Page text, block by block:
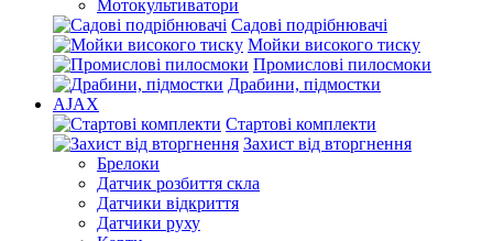
Мотокультиватори
Садові подрібнювачі
Мойки високого тиску
Промислові пилосмоки
Драбини, підмостки
AJAX
Стартові комплекти
Захист від вторгнення
Брелоки
Датчик розбиття скла
Датчики відкриття
Датчики руху